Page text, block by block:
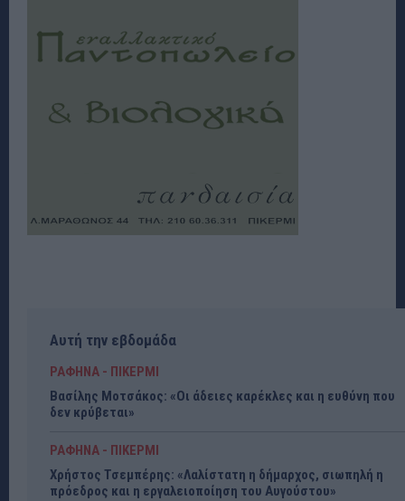
Αυτή την εβδομάδα
ΡΑΦΗΝΑ - ΠΙΚΕΡΜΙ
Βασίλης Μοτσάκος: «Οι άδειες καρέκλες και η ευθύνη που
δεν κρύβεται»
ΡΑΦΗΝΑ - ΠΙΚΕΡΜΙ
Χρήστος Τσεμπέρης: «Λαλίστατη η δήμαρχος, σιωπηλή η
πρόεδρος και η εργαλειοποίηση του Αυγούστου»